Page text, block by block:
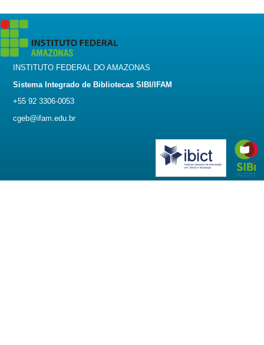
INSTITUTO FEDERAL DO AMAZONAS
Sistema Integrado de Bibliotecas SIBI/IFAM
+55 92 3306-0053
cgeb@ifam.edu.br